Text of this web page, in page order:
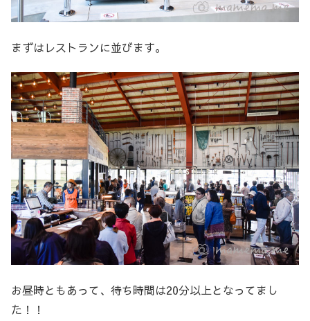
まずはレストランに並びます。
お昼時ともあって、待ち時間は20分以上となってまし
た！！